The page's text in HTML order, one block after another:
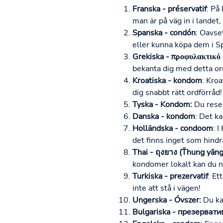
Franska - préservatif: På
man är på väg in i
Spanska - condón:
eller kunna köpa dem i
Grekiska -
bekanta dig med detta
Kroatiska - kondom:
dig snabbt rätt ordförråd!
Tyska - Kondom:Du
Danska - kondom: Det
Holländska - condoom: I
det finns inget som
Thai - ถุงยาง (T̄hung
kondomer lokalt kan du
Turkiska - prezervatif:
inte att stå i vägen!
Ungerska - Óvszer:Du
Bulgariska -